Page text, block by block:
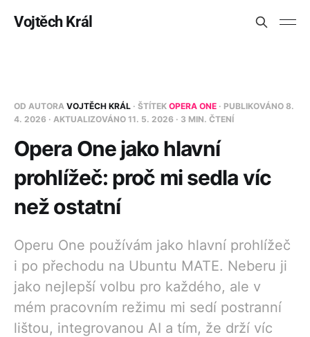
Vojtěch Král
OD AUTORA VOJTĚCH KRÁL · ŠTÍTEK OPERA ONE · PUBLIKOVÁNO 8.
4. 2026 · AKTUALIZOVÁNO 11. 5. 2026 · 3 MIN. ČTENÍ
Opera One jako hlavní
prohlížeč: proč mi sedla víc
než ostatní
Operu One používám jako hlavní prohlížeč
i po přechodu na Ubuntu MATE. Neberu ji
jako nejlepší volbu pro každého, ale v
mém pracovním režimu mi sedí postranní
lištou, integrovanou AI a tím, že drží víc